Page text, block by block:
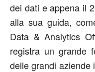
dei dati e appena il
alla sua guida,
Data & Analytics
registra un grande
delle grandi aziende